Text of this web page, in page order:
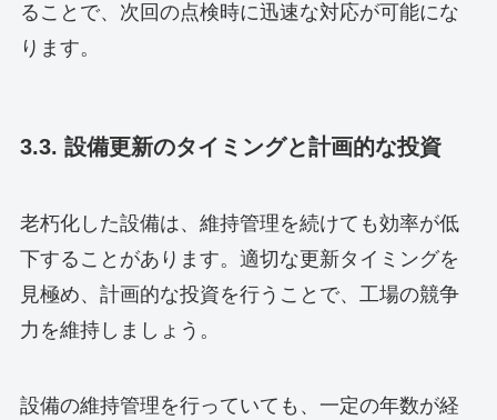
ることで、次回の点検時に迅速な対応が可能にな
ります。
3.3. 設備更新のタイミングと計画的な投資
老朽化した設備は、維持管理を続けても効率が低
下することがあります。適切な更新タイミングを
見極め、計画的な投資を行うことで、工場の競争
力を維持しましょう。
設備の維持管理を行っていても、一定の年数が経